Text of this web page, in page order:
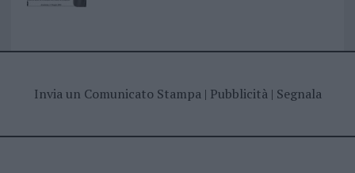
Invia un Comunicato Stampa| Pubblicità| Segnala